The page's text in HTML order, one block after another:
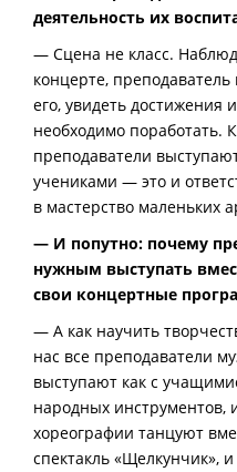
деятельность их
— Сцена не класс.
концерте,
его, увидеть достижения
необходимо поработать.
преподаватели
учениками — это и
в мастерство маленьких
— И попутно: почему
нужным выступать
свои концертные
— А как научить
нас все преподаватели
выступают как с
народных инструментов,
хореографии танцуют
спектакль «Щелкунчик»,